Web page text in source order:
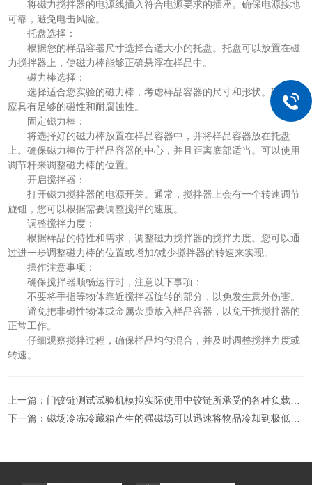
将磁力搅拌器的电源线插入符合电源要求的插座。确保电源接地
可靠，避免电击风险。
托盘选择：
根据您的样品容器尺寸选择合适大小的托盘。托盘可以放置在磁
力搅拌器上，使磁力棒能够正确悬浮在样品中。
磁力棒选择：
选择适合您实验的磁力棒，考虑样品容器的尺寸和形状。磁力棒
应具有足够的磁性和耐腐蚀性。
固定磁力棒：
将选择好的磁力棒放置在样品容器中，并将样品容器放在托盘
上。确保磁力棒位于样品容器的中心，并且距离底部适当。可以使用
调节杆来调整磁力棒的位置。
开启搅拌器：
打开磁力搅拌器的电源开关。通常，搅拌器上会有一个转速调节
旋钮，您可以根据需要调整搅拌的速度。
调整搅拌力度：
根据样品的特性和需求，调整磁力搅拌器的搅拌力度。您可以通
过进一步调整磁力棒的位置或增加/减少搅拌器的转速来实现。
操作注意事项：
确保搅拌器顺畅运行时，注意以下事项：
不要将手指等物体靠近搅拌器旋转的部分，以免发生意外伤害。
避免把非磁性物体或金属杂质放入样品容器，以免干扰搅拌器的
正常工作。
仔细观察搅拌过程，确保样品均匀混合，并及时调整搅拌力度或
转速。
上一篇： 门铰链测试试验机模拟实际使用中铰链所承受的各种负载和应力
下一篇：磁场冷冻冷藏箱产生的强磁场可以迅速将物品冷却到极低的温度